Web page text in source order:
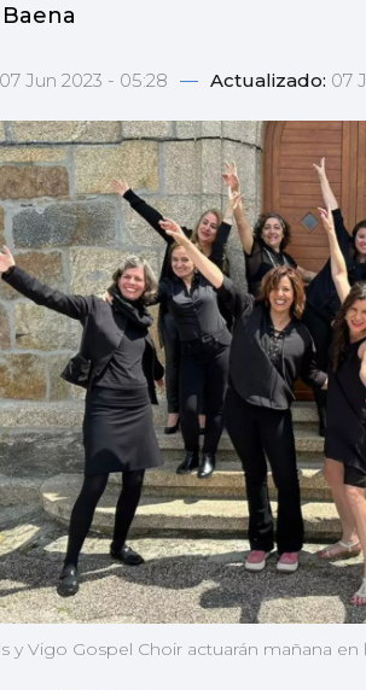
07 Jun 2023 - 05:28 — Actualizado: 07
y Vigo Gospel Choir actuarán mañana en